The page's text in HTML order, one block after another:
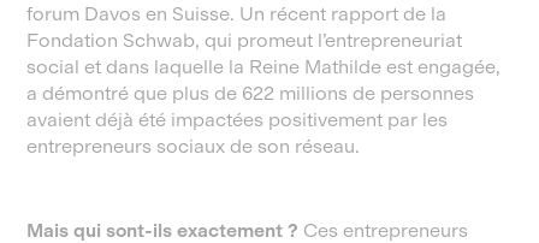
forum Davos en Suisse. Un récent rapport de la
Fondation Schwab, qui promeut l’entrepreneuriat
social et dans laquelle la Reine Mathilde est engagée,
a démontré que plus de 622 millions de personnes
avaient déjà été impactées positivement par les
entrepreneurs sociaux de son réseau.
Mais qui sont-ils exactement ? Ces entrepreneurs